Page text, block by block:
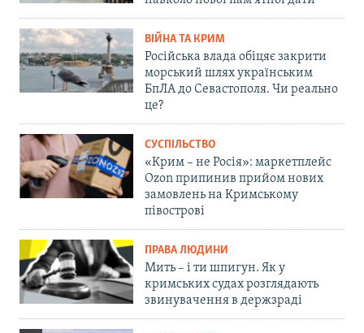
ВІЙНА ТА КРИМ
Російська влада обіцяє закрити
морський шлях українським
БпЛА до Севастополя. Чи реально
це?
СУСПІЛЬСТВО
«Крим – не Росія»: маркетплейс
Ozon припинив прийом нових
замовлень на Кримському
півострові
ПРАВА ЛЮДИНИ
Мить – і ти шпигун. Як у
кримських судах розглядають
звинувачення в держзраді